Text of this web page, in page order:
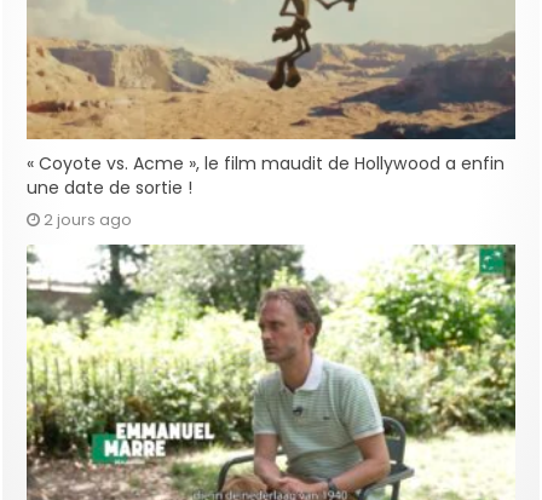
« Coyote vs. Acme », le film maudit de Hollywood a enfin
une date de sortie !
2 jours ago